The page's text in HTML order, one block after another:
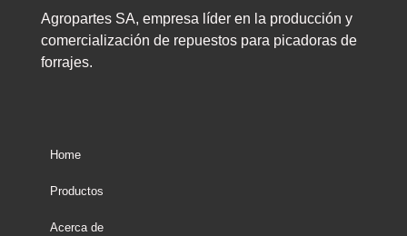
Agropartes SA, empresa líder en la producción y
comercialización de repuestos para picadoras de
forrajes.
Home
Productos
Acerca de